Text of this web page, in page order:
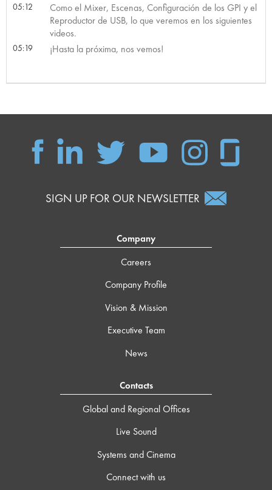
05:12
Como el Mixer, Escenas, Configuración de los GPI y el
Reproductor de USB, lo que veremos en los siguientes
videos.
05:19 ¡Hasta la próxima, nos vemos!
SIGN UP FOR OUR NEWSLETTER
Company
Careers
Company Profile
Vision & Mission
Executive Team
News
Contacts
Global and Regional Offices
Live Sound
Systems and Cinema
Connect with us